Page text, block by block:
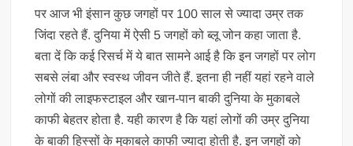
पर आज भी इंसान कुछ जगहों पर 100 साल से ज्यादा उम्र तक
जिंदा रहते हैं. दुनिया में ऐसी 5 जगहों को ब्लू जोन कहा जाता है.
बता दें कि कई रिसर्च में ये बात सामने आई है कि इन जगहों पर लोग
सबसे लंबा और स्वस्थ जीवन जीते हैं. इतना ही नहीं यहां रहने वाले
लोगों की लाइफस्टाइल और खान-पान बाकी दुनिया के मुकाबले
काफी बेहतर होता है. यही कारण है कि यहां लोगों की उम्र दुनिया
के बाकी हिस्सों के मुकाबले काफी ज्यादा होती है. इन जगहों को